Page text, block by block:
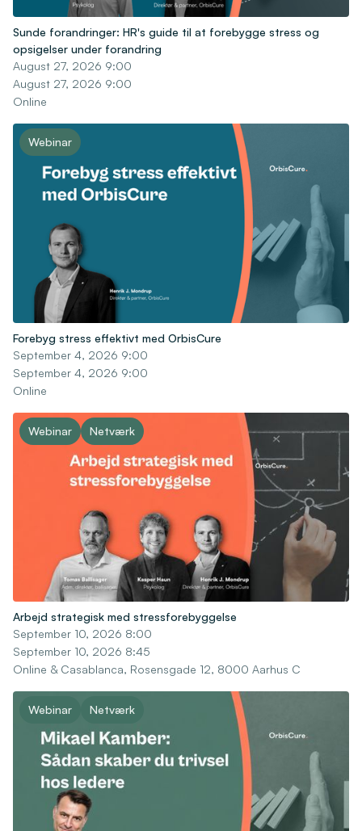
Sunde forandringer: HR's guide til at forebygge stress og
opsigelser under forandring
August 27, 2026 9:00
August 27, 2026 9:00
Online
Webinar
Forebyg stress effektivt med OrbisCure
September 4, 2026 9:00
September 4, 2026 9:00
Online
Webinar Netværk
Arbejd strategisk med stressforebyggelse
September 10, 2026 8:00
September 10, 2026 8:45
Online & Casablanca, Rosensgade 12, 8000 Aarhus C
Webinar Netværk